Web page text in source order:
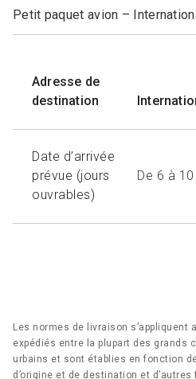
Petit paquet avion –
Adresse de
destination
Date d’arrivée
prévue (jours
ouvrables)
De 6 à
Les normes de livraison s’appliquent
expédiés entre la plupart des grands
urbains et sont établies en fonction
d’origine et de destination et